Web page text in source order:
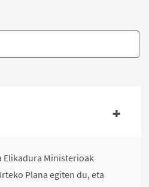
Elikadura Ministerioak
Plana egiten du, eta